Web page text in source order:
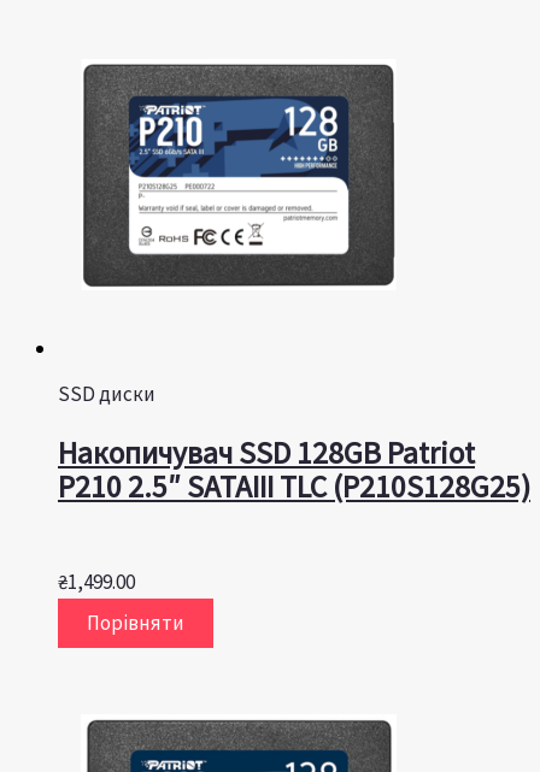
SSD диски
Накопичувач SSD 128GB Patriot
P210 2.5″ SATAIII TLC (P210S128G25)
₴1,499.00
Порівняти